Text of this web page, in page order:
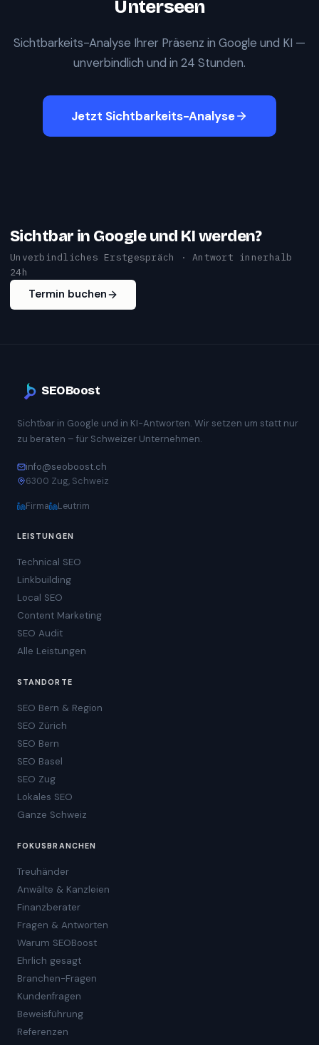
Unterseen
Sichtbarkeits-Analyse Ihrer Präsenz in Google und KI —
unverbindlich und in 24 Stunden.
Jetzt Sichtbarkeits-Analyse
Sichtbar in Google und KI werden?
Unverbindliches Erstgespräch · Antwort innerhalb
24h
Termin buchen
SEOBoost
Sichtbar in Google und in KI-Antworten. Wir setzen um statt nur
zu beraten – für Schweizer Unternehmen.
info@seoboost.ch
6300 Zug, Schweiz
Firma Leutrim
LEISTUNGEN
Technical SEO
Linkbuilding
Local SEO
Content Marketing
SEO Audit
Alle Leistungen
STANDORTE
SEO Bern & Region
SEO Zürich
SEO Bern
SEO Basel
SEO Zug
Lokales SEO
Ganze Schweiz
FOKUSBRANCHEN
Treuhänder
Anwälte & Kanzleien
Finanzberater
Fragen & Antworten
Warum SEOBoost
Ehrlich gesagt
Branchen-Fragen
Kundenfragen
Beweisführung
Referenzen